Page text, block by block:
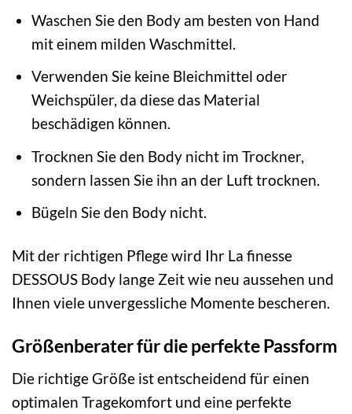
Waschen Sie den Body am besten von Hand
mit einem milden Waschmittel.
Verwenden Sie keine Bleichmittel oder
Weichspüler, da diese das Material
beschädigen können.
Trocknen Sie den Body nicht im Trockner,
sondern lassen Sie ihn an der Luft trocknen.
Bügeln Sie den Body nicht.
Mit der richtigen Pflege wird Ihr La finesse
DESSOUS Body lange Zeit wie neu aussehen und
Ihnen viele unvergessliche Momente bescheren.
Größenberater für die perfekte Passform
Die richtige Größe ist entscheidend für einen
optimalen Tragekomfort und eine perfekte